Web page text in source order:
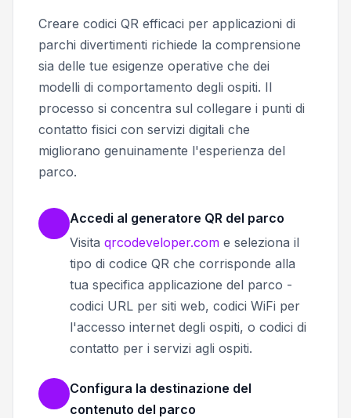
Creare codici QR efficaci per applicazioni di
parchi divertimenti richiede la comprensione
sia delle tue esigenze operative che dei
modelli di comportamento degli ospiti. Il
processo si concentra sul collegare i punti di
contatto fisici con servizi digitali che
migliorano genuinamente l'esperienza del
parco.
Accedi al generatore QR del parco
Visita qrcodeveloper.com e seleziona il
tipo di codice QR che corrisponde alla
tua specifica applicazione del parco -
codici URL per siti web, codici WiFi per
l'accesso internet degli ospiti, o codici di
contatto per i servizi agli ospiti.
Configura la destinazione del
contenuto del parco